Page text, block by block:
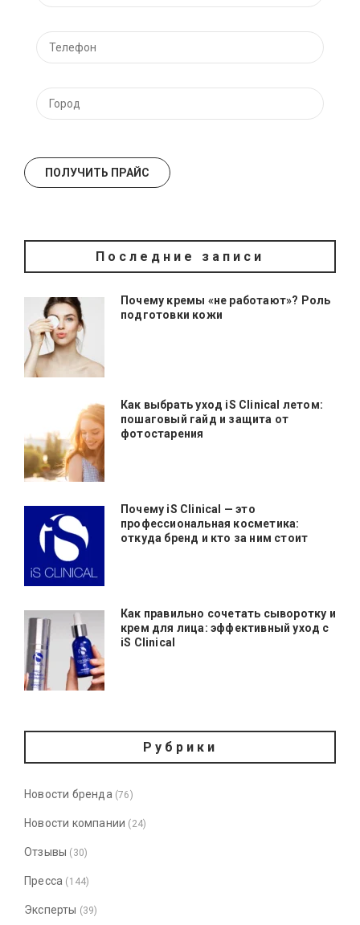
Последние записи
Почему кремы «не работают»? Роль
подготовки кожи
Как выбрать уход iS Clinical летом:
пошаговый гайд и защита от
фотостарения
Почему iS Clinical — это
профессиональная косметика:
откуда бренд и кто за ним стоит
Как правильно сочетать сыворотку и
крем для лица: эффективный уход с
iS Clinical
Рубрики
Новости бренда (76)
Новости компании (24)
Отзывы (30)
Пресса (144)
Эксперты (39)